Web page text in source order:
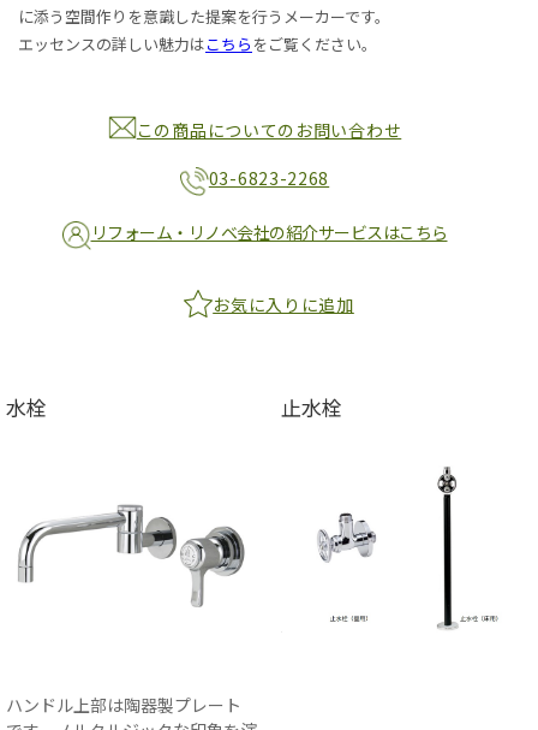
に添う空間作りを意識した提案を行うメーカーです。
エッセンスの詳しい魅力はこちら をご覧ください。
この商品についてのお問い合わせ
03-6823-2268
リフォーム・リノベ会社の紹介サービスはこちら
お気に入りに追加
水栓
ハンドル上部は陶器製プレート
止水栓